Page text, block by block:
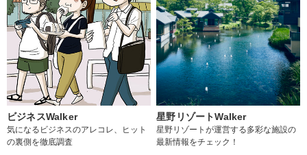
ビジネスWalker
気になるビジネスのアレコレ、ヒット
の裏側を徹底調査
星野リゾートWalker
星野リゾートが運営する多彩な施設の
最新情報をチェック！